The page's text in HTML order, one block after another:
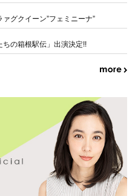
ァグクイーン”フェミニーナ”
ちの箱根駅伝」出演決定!!